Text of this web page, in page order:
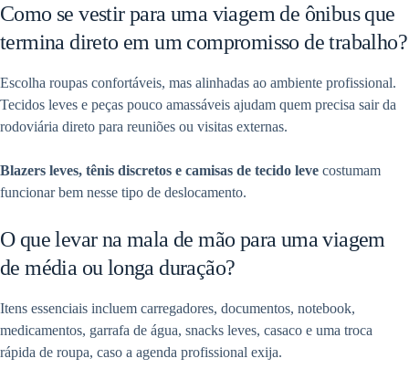
Como se vestir para uma viagem de ônibus que
termina direto em um compromisso de trabalho?
Escolha roupas confortáveis, mas alinhadas ao ambiente profissional.
Tecidos leves e peças pouco amassáveis ajudam quem precisa sair da
rodoviária direto para reuniões ou visitas externas.
Blazers leves, tênis discretos e camisas de tecido leve costumam
funcionar bem nesse tipo de deslocamento.
O que levar na mala de mão para uma viagem
de média ou longa duração?
Itens essenciais incluem carregadores, documentos, notebook,
medicamentos, garrafa de água, snacks leves, casaco e uma troca
rápida de roupa, caso a agenda profissional exija.